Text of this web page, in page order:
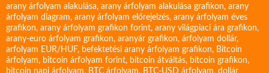
arany árfolyam alakulása, arany árfolyam alakulása grafikon, arany
árfolyam diagram, arany árfolyam előrejelzés, arany árfolyam éves
grafikon, arany árfolyam grafikon forint, arany világpiaci ára grafikon,
arany-euro árfolyam grafikon, aranyár grafikon, árfolyam dollár,
arfolyam EUR/HUF, befektetési arany árfolyam grafikon, Bitcoin
árfolyam, bitcoin árfolyam forint, bitcoin átváltás, bitcoin grafikon,
bitcoin napi árfolyam, BTC árfolyam, BTC-USD árfolyam, dollár